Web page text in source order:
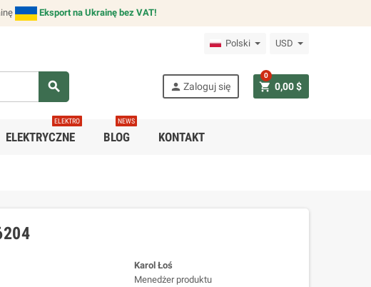
Eksport na Ukrainę bez VAT!
Polski USD
search person Zaloguj się shopping_cart 0,00 $
0
ELEKTRYCZNE
ELEKTRO
BLOG
NEWS
KONTAKT
Karol Łoś
Menedżer produktu